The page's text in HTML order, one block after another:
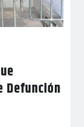
Defunción